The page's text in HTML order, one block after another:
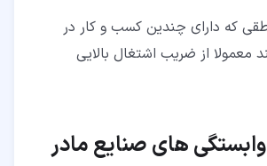
که دارای چندین کسب و کار در
از ضریب اشتغال بالایی
وابستگی های صنایع مادر